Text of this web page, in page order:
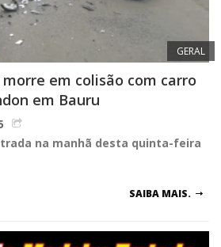
GERAL
em colisão com carro
em Bauru
na manhã desta quinta-feira
SAIBA MAIS.